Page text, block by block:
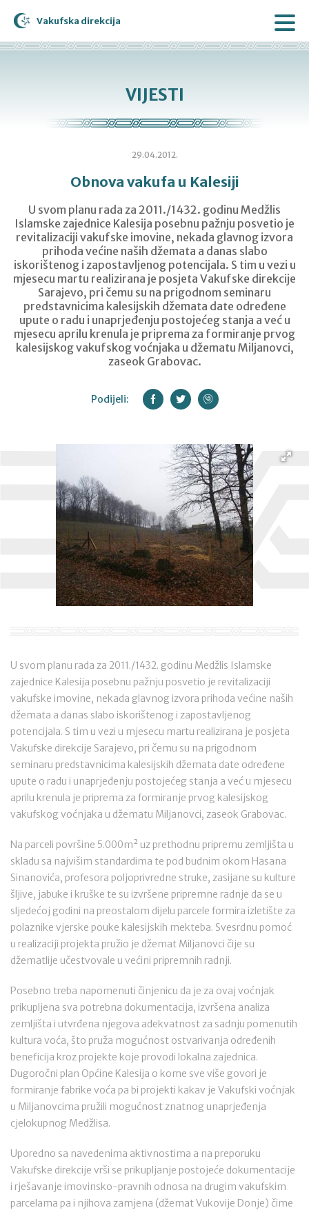
Vakufska direkcija
VIJESTI
29.04.2012.
Obnova vakufa u Kalesiji
U svom planu rada za 2011./1432. godinu Medžlis
Islamske zajednice Kalesija posebnu pažnju posvetio je
revitalizaciji vakufske imovine, nekada glavnog izvora
prihoda većine naših džemata a danas slabo
iskorištenog i zapostavljenog potencijala. S tim u vezi u
mjesecu martu realizirana je posjeta Vakufske direkcije
Sarajevo, pri čemu su na prigodnom seminaru
predstavnicima kalesijskih džemata date određene
upute o radu i unaprjeđenju postojećeg stanja a već u
mjesecu aprilu krenula je priprema za formiranje prvog
kalesijskog vakufskog voćnjaka u džematu Miljanovci,
zaseok Grabovac.
Podijeli:
U svom planu rada za 2011./1432. godinu Medžlis Islamske
zajednice Kalesija posebnu pažnju posvetio je revitalizaciji
vakufske imovine, nekada glavnog izvora prihoda većine naših
džemata a danas slabo iskorištenog i zapostavljenog
potencijala. S tim u vezi u mjesecu martu realizirana je posjeta
Vakufske direkcije Sarajevo, pri čemu su na prigodnom
seminaru predstavnicima kalesijskih džemata date određene
upute o radu i unaprjeđenju postojećeg stanja a već u mjesecu
aprilu krenula je priprema za formiranje prvog kalesijskog
vakufskog voćnjaka u džematu Miljanovci, zaseok Grabovac.
Na parceli površine 5.000m² uz prethodnu pripremu zemljišta u
skladu sa najvišim standardima te pod budnim okom Hasana
Sinanovića, profesora poljoprivredne struke, zasijane su kulture
šljive, jabuke i kruške te su izvršene pripremne radnje da se u
sljedećoj godini na preostalom dijelu parcele formira izletište za
polaznike vjerske pouke kalesijskih mekteba. Svesrdnu pomoć
u realizaciji projekta pružio je džemat Miljanovci čije su
džematlije učestvovale u većini pripremnih radnji.
Posebno treba napomenuti činjenicu da je za ovaj voćnjak
prikupljena sva potrebna dokumentacija, izvršena analiza
zemljišta i utvrđena njegova adekvatnost za sadnju pomenutih
kultura voća, što pruža mogućnost ostvarivanja određenih
beneficija kroz projekte koje provodi lokalna zajednica.
Dugoročni plan Općine Kalesija o kome sve više govori je
formiranje fabrike voća pa bi projekti kakav je Vakufski voćnjak
u Miljanovcima pružili mogućnost znatnog unaprjeđenja
cjelokupnog Medžlisa.
Uporedno sa navedenima aktivnostima a na preporuku
Vakufske direkcije vrši se prikupljanje postojeće dokumentacije
i rješavanje imovinsko-pravnih odnosa na drugim vakufskim
parcelama pa i njihova zamjena (džemat Vukovije Donje) čime